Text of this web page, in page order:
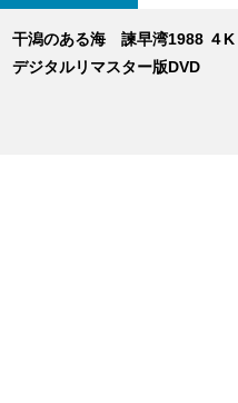
干潟のある海 諫早湾1988 ４K
デジタルリマスター版DVD